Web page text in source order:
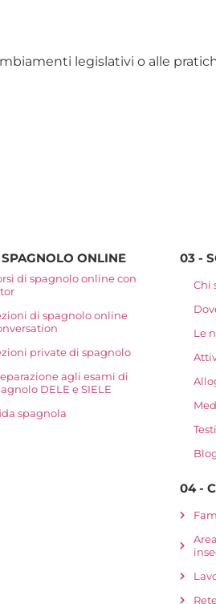
legislativi o alle
ONLINE
di spagnolo online con
di spagnolo online
private di spagnolo
agli esami di
DELE e SIELE
spagnola
03 -
Chi
Le
04 -